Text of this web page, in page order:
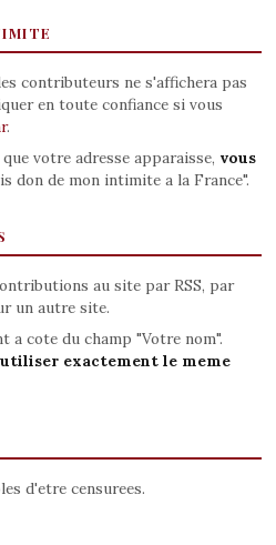
contributeurs ne s'affichera pas
en toute confiance si vous
.
votre adresse apparaisse, vous
don de mon intimite a la France".
au site par RSS, par
un autre site.
a cote du champ "Votre nom".
exactement le meme
d'etre censurees.